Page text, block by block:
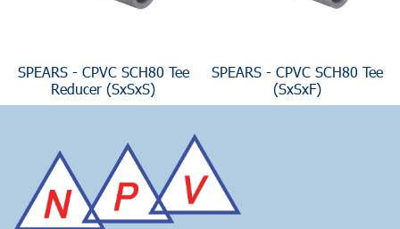
SPEARS - CPVC SCH80 Tee
Reducer (SxSxS)
SPEARS - CPVC SCH80 Tee
(SxSxF)